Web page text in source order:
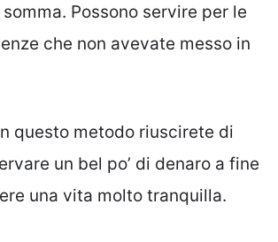
Possono servire per le
che non avevate messo in
questo metodo riuscirete di
un bel po’ di denaro a fine
una vita molto tranquilla.